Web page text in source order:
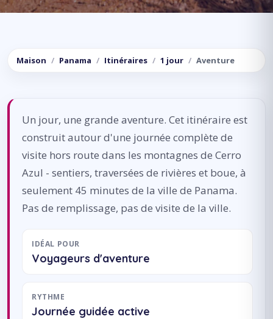
Maison Panama Itinéraires 1 jour Aventure
Un jour, une grande aventure. Cet itinéraire est
construit autour d'une journée complète de
visite hors route dans les montagnes de Cerro
Azul - sentiers, traversées de rivières et boue, à
seulement 45 minutes de la ville de Panama.
Pas de remplissage, pas de visite de la ville.
IDÉAL POUR
Voyageurs d'aventure
RYTHME
Journée guidée active